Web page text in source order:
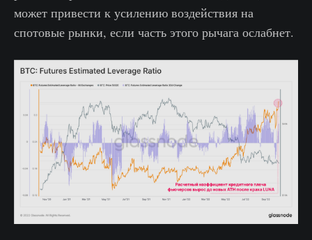
может привести к усилению воздействия на
спотовые рынки, если часть этого рычага ослабнет.